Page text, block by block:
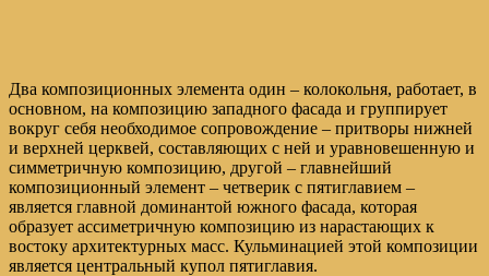
Два композиционных элемента один – колокольня, работает, в
основном, на композицию западного фасада и группирует
вокруг себя необходимое сопровождение – притворы нижней
и верхней церквей, составляющих с ней и уравновешенную и
симметричную композицию, другой – главнейший
композиционный элемент – четверик с пятиглавием –
является главной доминантой южного фасада, которая
образует ассиметричную композицию из нарастающих к
востоку архитектурных масс. Кульминацией этой композиции
является центральный купол пятиглавия.